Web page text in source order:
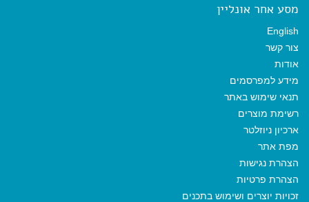
מסע אחר אונליין
English
צור קשר
אודות
מידע למפרסמים
תנאי שימוש באתר
רשימת מוצרים
ארכיון ניוזלטר
מפת אתר
הצהרת נגישות
הצהרת פרטיות
זכויות יוצרים ושימוש בתכנים